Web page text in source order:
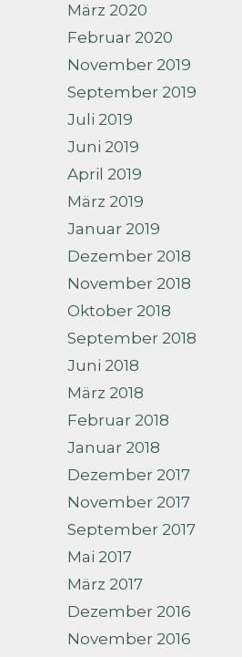
März 2020
Februar 2020
November 2019
September 2019
Juli 2019
Juni 2019
April 2019
März 2019
Januar 2019
Dezember 2018
November 2018
Oktober 2018
September 2018
Juni 2018
März 2018
Februar 2018
Januar 2018
Dezember 2017
November 2017
September 2017
Mai 2017
März 2017
Dezember 2016
November 2016